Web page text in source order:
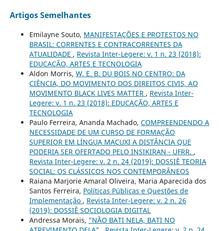
Artigos Semelhantes
Emilayne Souto, MANIFESTAÇÕES E PROTESTOS NO
BRASIL: CORRENTES E CONTRACORRENTES DA
ATUALIDADE , Revista Inter-Legere: v. 1 n. 23 (2018):
EDUCAÇÃO, ARTES E TECNOLOGIA
Aldon Morris, W. E. B. DU BOIS NO CENTRO: DA
CIÊNCIA, DO MOVIMENTO DOS DIREITOS CIVIS, AO
MOVIMENTO BLACK LIVES MATTER , Revista Inter-
Legere: v. 1 n. 23 (2018): EDUCAÇÃO, ARTES E
TECNOLOGIA
Paulo Ferreira, Ananda Machado, COMPREENDENDO A
NECESSIDADE DE UM CURSO DE FORMAÇÃO
SUPERIOR EM LÍNGUA MACUXI A DISTÂNCIA QUE
PODERIA SER OFERTADO PELO INSIKIRAN - UFRR. ,
Revista Inter-Legere: v. 2 n. 24 (2019): DOSSIÊ TEORIA
SOCIAL: OS CLÁSSICOS NOS CONTEMPORÂNEOS
Raiana Marjorie Amaral Oliveira, Maria Aparecida dos
Santos Ferreira, Políticas Públicas e Questões de
Implementação , Revista Inter-Legere: v. 2 n. 26
(2019): DOSSIÊ SOCIOLOGIA DIGITAL
Andressa Morais, "NÃO BATI NELA, BATI NO